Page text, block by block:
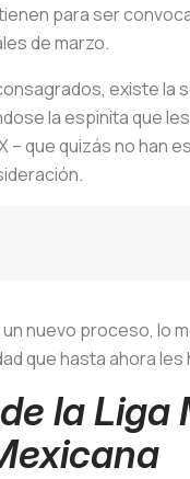
para ser
de marzo.
existe
la espinita que
– que quizás no han
nuevo proceso, lo
que hasta ahora les
la Liga